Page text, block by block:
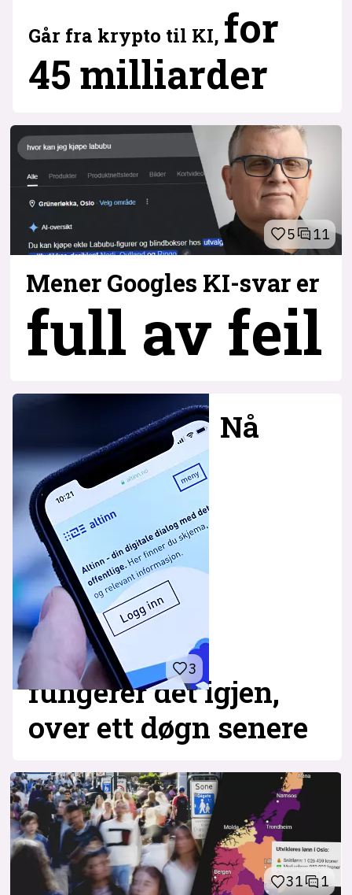
Går fra krypto til KI, for
45 milliarder
5 11
Mener Googles KI-svar er
full av feil
3
Nå
fungerer det igjen,
over ett døgn senere
31 1